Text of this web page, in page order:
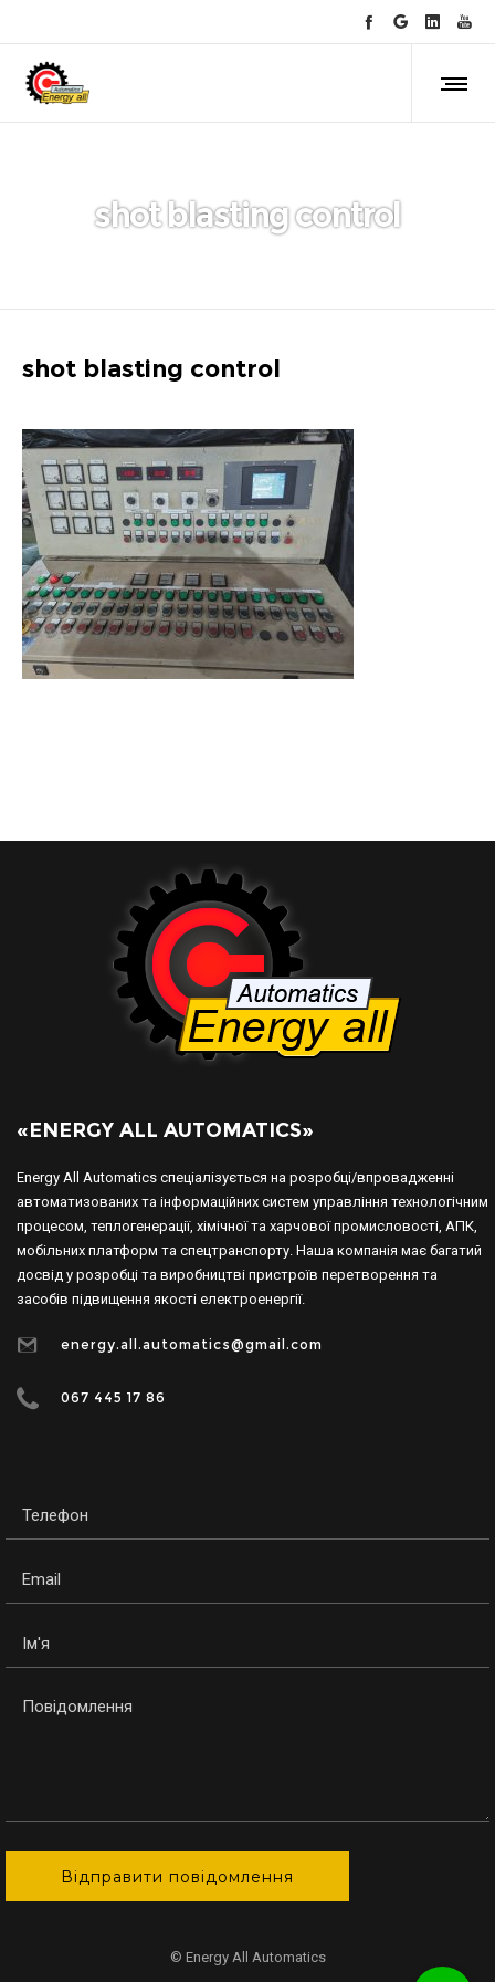
shot blasting control
shot blasting control
«ENERGY ALL AUTOMATICS»
Energy All Automatics спеціалізується на розробці/впровадженні
автоматизованих та інформаційних систем управління технологічним
процесом, теплогенерації, хімічної та харчової промисловості, АПК,
мобільних платформ та спецтранспорту. Наша компанія має багатий
досвід у розробці та виробництві пристроїв перетворення та
засобів підвищення якості електроенергії.
energy.all.automatics@gmail.com
067 445 17 86
© Energy All Automatics